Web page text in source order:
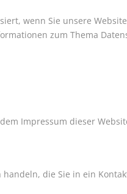
wenn Sie unsere
zum Thema
Impressum dieser
die Sie in ein